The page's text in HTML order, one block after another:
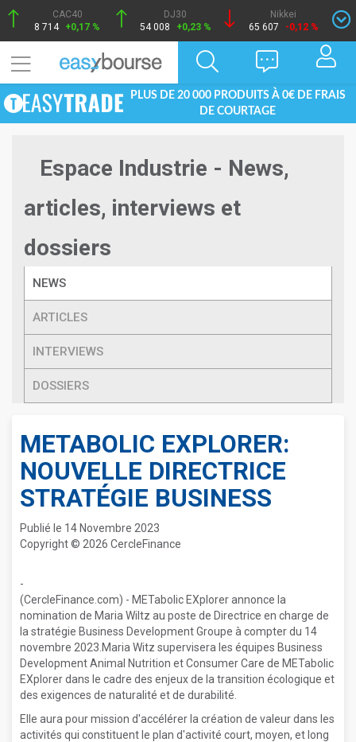
CAC40
8 714 +0,17 %
DJ30
54 008
+0,23 %
Nikkei
65 607
-0,12 %
PLUS DE 20 000 PRODUITS À 0€ DE FRAIS
DE COURTAGE
Espace Industrie - News,
articles, interviews et
dossiers
NEWS
ARTICLES
INTERVIEWS
DOSSIERS
METABOLIC EXPLORER:
NOUVELLE DIRECTRICE
STRATÉGIE BUSINESS
Publié le 14 Novembre 2023
Copyright © 2026 CercleFinance
-
(CercleFinance.com) - METabolic EXplorer annonce la
nomination de Maria Wiltz au poste de Directrice en charge de
la stratégie Business Development Groupe à compter du 14
novembre 2023.Maria Witz supervisera les équipes Business
Development Animal Nutrition et Consumer Care de METabolic
EXplorer dans le cadre des enjeux de la transition écologique et
des exigences de naturalité et de durabilité.
Elle aura pour mission d'accélérer la création de valeur dans les
activités qui constituent le plan d'activité court, moyen, et long